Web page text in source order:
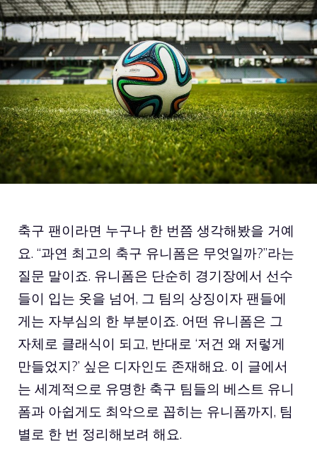
축구 팬이라면 누구나 한 번쯤 생각해봤을 거예
요. “과연 최고의 축구 유니폼은 무엇일까?”라는
질문 말이죠. 유니폼은 단순히 경기장에서 선수
들이 입는 옷을 넘어, 그 팀의 상징이자 팬들에
게는 자부심의 한 부분이죠. 어떤 유니폼은 그
자체로 클래식이 되고, 반대로 ‘저건 왜 저렇게
만들었지?’ 싶은 디자인도 존재해요. 이 글에서
는 세계적으로 유명한 축구 팀들의 베스트 유니
폼과 아쉽게도 최악으로 꼽히는 유니폼까지, 팀
별로 한 번 정리해보려 해요.